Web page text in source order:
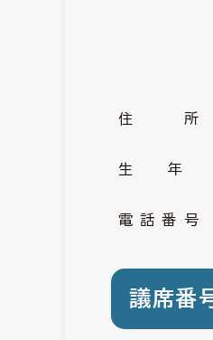
総務
総合計
住 所 大
生 年 昭
電 話 番 号
議席番